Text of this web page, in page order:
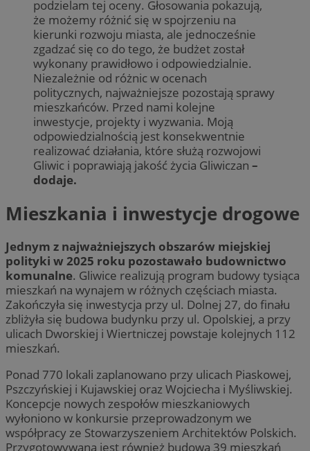
podzielam tej oceny. Głosowania pokazują,
że możemy różnić się w spojrzeniu na
kierunki rozwoju miasta, ale jednocześnie
zgadzać się co do tego, że budżet został
wykonany prawidłowo i odpowiedzialnie.
Niezależnie od różnic w ocenach
politycznych, najważniejsze pozostają sprawy
mieszkańców. Przed nami kolejne
inwestycje, projekty i wyzwania. Moją
odpowiedzialnością jest konsekwentnie
realizować działania, które służą rozwojowi
Gliwic i poprawiają jakość życia Gliwiczan –
dodaje.
Mieszkania i inwestycje drogowe
Jednym z najważniejszych obszarów miejskiej
polityki w 2025 roku pozostawało budownictwo
komunalne. Gliwice realizują program budowy tysiąca
mieszkań na wynajem w różnych częściach miasta.
Zakończyła się inwestycja przy ul. Dolnej 27, do finału
zbliżyła się budowa budynku przy ul. Opolskiej, a przy
ulicach Dworskiej i Wiertniczej powstaje kolejnych 112
mieszkań.
Ponad 770 lokali zaplanowano przy ulicach Piaskowej,
Pszczyńskiej i Kujawskiej oraz Wojciecha i Myśliwskiej.
Koncepcje nowych zespołów mieszkaniowych
wyłoniono w konkursie przeprowadzonym we
współpracy ze Stowarzyszeniem Architektów Polskich.
Przygotowywana jest również budowa 39 mieszkań